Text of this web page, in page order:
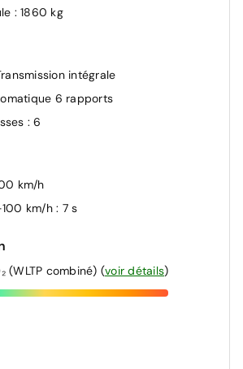
: 1860 kg
intégrale
6 rapports
: 6
km/h
km/h : 7 s
(WLTP combiné) (voir détails)